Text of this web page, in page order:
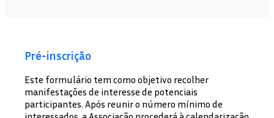
Pré-inscrição
Este formulário tem como objetivo recolher
manifestações de interesse de potenciais
participantes. Após reunir o número mínimo de